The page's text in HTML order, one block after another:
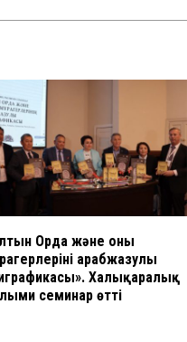
Орда және оның
арабжазулы
Халықаралық
семинар өтті